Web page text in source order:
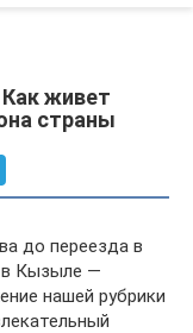
живет
страны
до переезда в
в Кызыле —
нашей рубрики